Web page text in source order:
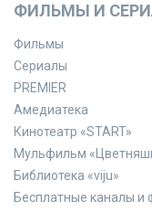
ФИЛЬМЫ И
Фильмы
Сериалы
PREMIER
Амедиатека
Кинотеатр «START»
Мульфильм
Библиотека «viju»
Бесплатные каналы и